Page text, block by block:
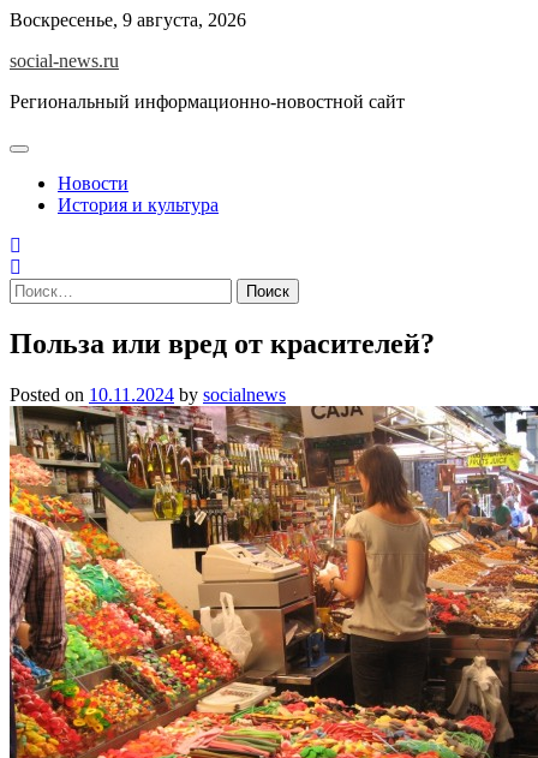
Skip
content
Воскресенье, 9 августа, 2026
social-news.ru
Региональный информационно-новостной сайт
Новости
История и культура
Найти:
Польза или вред от красителей?
Posted on 10.11.2024 by socialnews